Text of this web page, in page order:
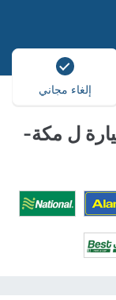
إلغاء مجاني
ل مكة-